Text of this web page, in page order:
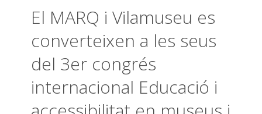
El MARQ i Vilamuseu es
converteixen a les seus
del 3er congrés
internacional Educació i